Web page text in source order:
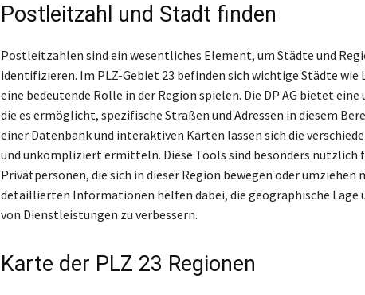
Postleitzahl und Stadt finden
Postleitzahlen sind ein wesentliches Element, um Städte und
identifizieren. Im PLZ-Gebiet 23 befinden sich wichtige Städte wie
eine bedeutende Rolle in der Region spielen. Die DP AG bietet eine
die es ermöglicht, spezifische Straßen und Adressen in diesem
einer Datenbank und interaktiven Karten lassen sich die
und unkompliziert ermitteln. Diese Tools sind besonders nützlich
Privatpersonen, die sich in dieser Region bewegen oder umziehen
detaillierten Informationen helfen dabei, die geographische Lage
von Dienstleistungen zu verbessern.
Karte der PLZ 23 Regionen